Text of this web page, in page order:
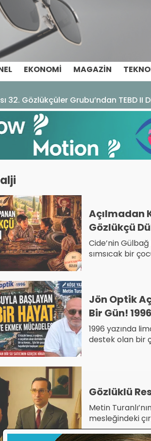
EKONOMI MAGAZIN
32. Gözlükçüler Grubu’ndan TEBD II
Açılmadan
Gözlükçü
Çocukluk ve
Cide’nin
sımsıcak bir
unutulmaz
Jön Optik
Bir Gün!
Su Satan
1996 yazında
destek olan bir
Gözlüklü
Metin
mesleğindeki
optik hikâyeleri